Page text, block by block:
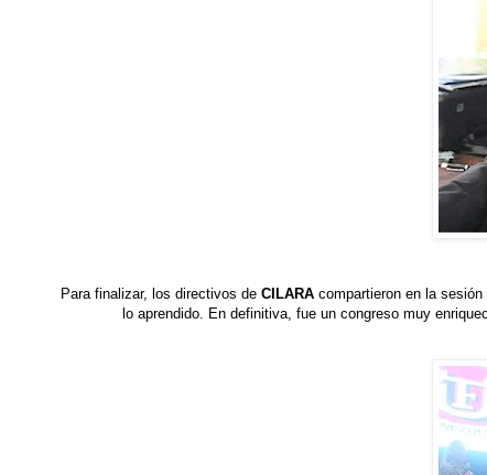
Para finalizar, los directivos de CILARAcompartieron en la sesión
lo aprendido. En definitiva, fue un congreso muy